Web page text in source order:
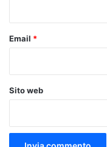
Email *
Sito web